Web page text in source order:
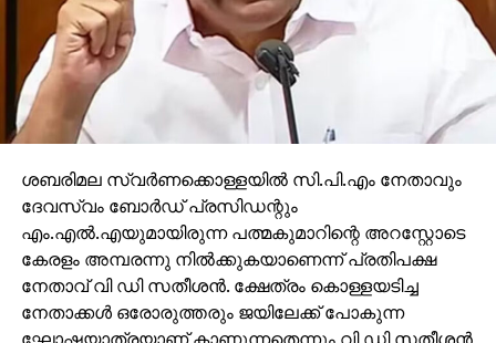
ശബരിമല സ്വര്‍ണക്കൊള്ളയില്‍ സി.പി.എം നേതാവും
ദേവസ്വം ബോര്‍ഡ് പ്രസിഡന്റും
എം.എല്‍.എയുമായിരുന്ന പത്മകുമാറിന്റെ അറസ്റ്റോടെ
കേരളം അമ്പരന്നു നില്‍ക്കുകയാണെന്ന് പ്രതിപക്ഷ
നേതാവ് വി ഡി സതീശന്‍. ക്ഷേത്രം കൊള്ളയടിച്ച
നേതാക്കള്‍ ഒരോരുത്തരും ജയിലേക്ക് പോകുന്ന